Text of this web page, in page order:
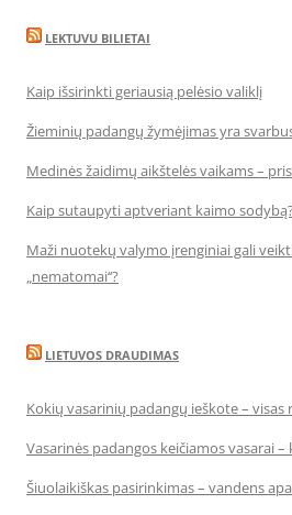
LEKTUVU BILIETAI
Kaip išsirinkti geriausią pelėsio valiklį
Žieminių padangų žymėjimas yra
Medinės žaidimų aikštelės vaikams –
Kaip sutaupyti aptveriant kaimo sodybą?
Maži nuotekų valymo įrenginiai gali
„nematomai‘‘?
LIETUVOS DRAUDIMAS
Kokių vasarinių padangų ieškote –
Vasarinės padangos keičiamos vasarai –
Šiuolaikiškas pasirinkimas – vandens